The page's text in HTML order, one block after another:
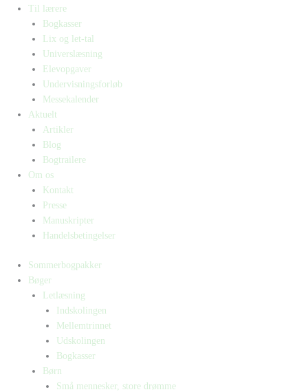
Til lærere
Bogkasser
Lix og let-tal
Universlæsning
Elevopgaver
Undervisningsforløb
Messekalender
Aktuelt
Artikler
Blog
Bogtrailere
Om os
Kontakt
Presse
Manuskripter
Handelsbetingelser
Sommerbogpakker
Bøger
Letlæsning
Indskolingen
Mellemtrinnet
Udskolingen
Bogkasser
Børn
Små mennesker, store drømme